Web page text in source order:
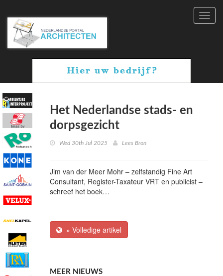
Het Nederlandse stads- en
dorpsgezicht
Wed 30th Jul 2025 Lees Bron
Jim van der Meer Mohr – zelfstandig Fine Art
Consultant, Register-Taxateur VRT en publicist –
schreef het boek…
» Volledige artikel
MEER NIEUWS